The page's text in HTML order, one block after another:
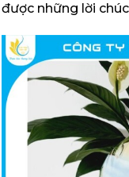
được những lời